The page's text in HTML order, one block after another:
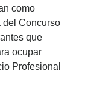
como
del Concurso
que
ocupar
Profesional